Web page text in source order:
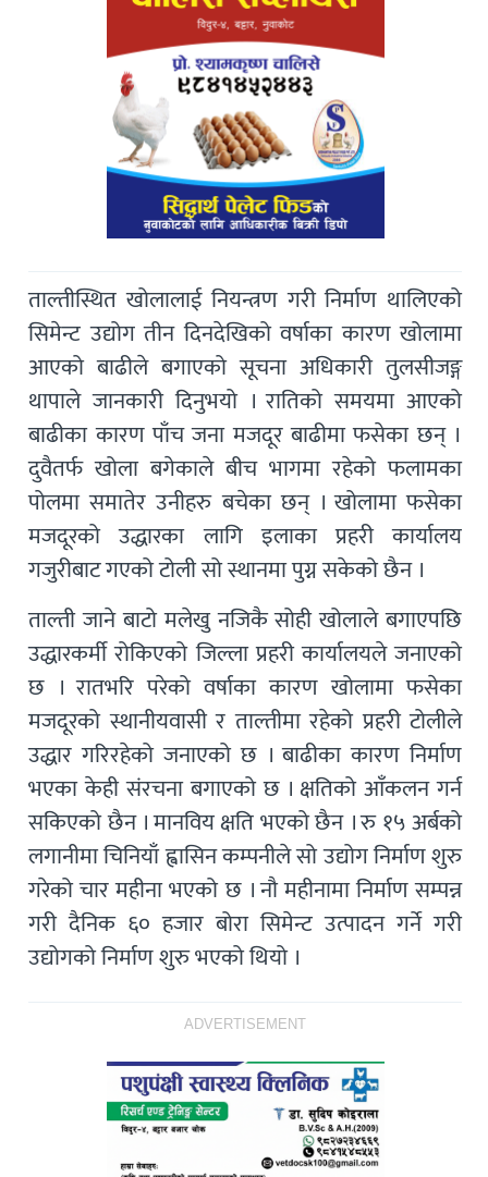
ताल्तीस्थित खोलालाई नियन्त्रण गरी निर्माण थालिएको
सिमेन्ट उद्योग तीन दिनदेखिको वर्षाका कारण खोलामा
आएको बाढीले बगाएको सूचना अधिकारी तुलसीजङ्ग
थापाले जानकारी दिनुभयो । रातिको समयमा आएको
बाढीका कारण पाँच जना मजदूर बाढीमा फसेका छन् ।
दुवैतर्फ खोला बगेकाले बीच भागमा रहेको फलामका
पोलमा समातेर उनीहरु बचेका छन् । खोलामा फसेका
मजदूरको उद्धारका लागि इलाका प्रहरी कार्यालय
गजुरीबाट गएको टोली सो स्थानमा पुग्न सकेको छैन ।
ताल्ती जाने बाटो मलेखु नजिकै सोही खोलाले बगाएपछि
उद्धारकर्मी रोकिएको जिल्ला प्रहरी कार्यालयले जनाएको
छ । रातभरि परेको वर्षाका कारण खोलामा फसेका
मजदूरको स्थानीयवासी र ताल्तीमा रहेको प्रहरी टोलीले
उद्धार गरिरहेको जनाएको छ । बाढीका कारण निर्माण
भएका केही संरचना बगाएको छ । क्षतिको आँकलन गर्न
सकिएको छैन । मानविय क्षति भएको छैन । रु १५ अर्बको
लगानीमा चिनियाँ ह्वासिन कम्पनीले सो उद्योग निर्माण शुरु
गरेको चार महीना भएको छ । नौ महीनामा निर्माण सम्पन्न
गरी दैनिक ६० हजार बोरा सिमेन्ट उत्पादन गर्ने गरी
उद्योगको निर्माण शुरु भएको थियो ।
ADVERTISEMENT